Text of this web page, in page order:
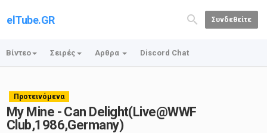
elTube.GR Συνδεθείτε
Βίντεο Σειρές Αρθρα Discord Chat
Προτεινόμενα
My Mine - Can Delight(Live@WWF
Club,1986,Germany)